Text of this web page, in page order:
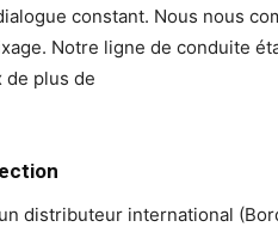
constant. Nous nous
Notre ligne de conduite
de plus de
distributeur international